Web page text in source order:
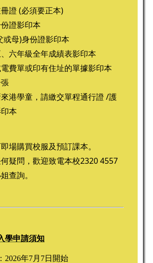
證 (必須要正本)
證影印本
或母)身份證影印本
六年級全年成績表影印本
費單或印有住址的單據影印本
港學童，請繳交單程通行證 /護
本
場購買校服及預訂課本。
疑問，歡迎致電本校2320 4557
查詢。
學申請須知
2026年7月7日開始